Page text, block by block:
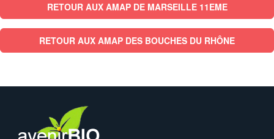
RETOUR AUX AMAP DE MARSEILLE 11EME
RETOUR AUX AMAP DES BOUCHES DU RHÔNE